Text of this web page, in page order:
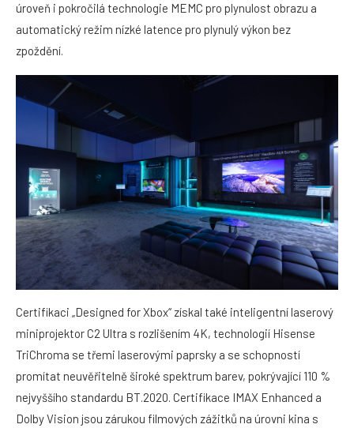
úroveň i pokročilá technologie MEMC pro plynulost obrazu a
automatický režim nízké latence pro plynulý výkon bez
zpoždění.
Certifikaci „Designed for Xbox“ získal také inteligentní laserový
miniprojektor C2 Ultra s rozlišením 4K, technologií Hisense
TriChroma se třemi laserovými paprsky a se schopností
promítat neuvěřitelně široké spektrum barev, pokrývající 110 %
nejvyššího standardu BT.2020. Certifikace IMAX Enhanced a
Dolby Vision jsou zárukou filmových zážitků na úrovni kina s